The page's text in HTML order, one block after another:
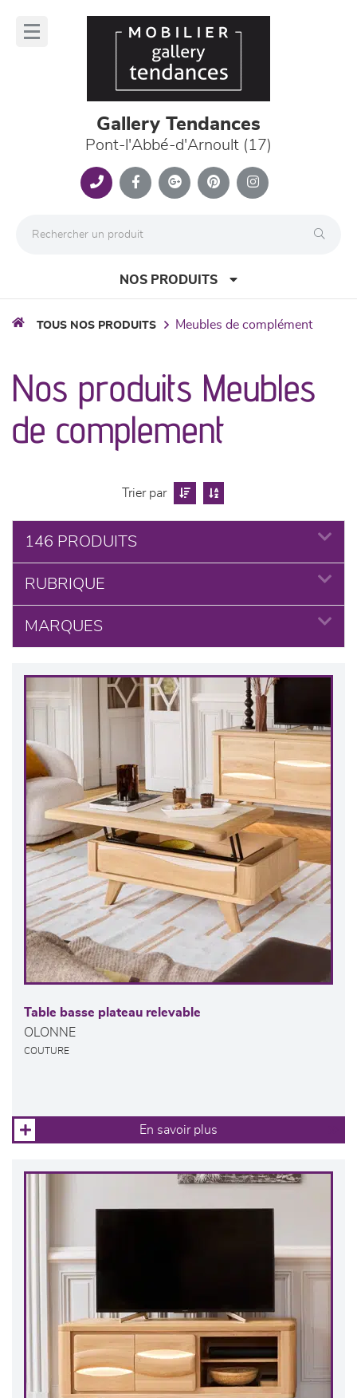
Gallery Tendances
Pont-l'Abbé-d'Arnoult (17)
NOS PRODUITS
séjours
meubles de complément
chambres et dressing
literie
décoration
TOUS NOS PRODUITS meubles de complément
Nos produits Meubles
de complement
Trier par
146 PRODUITS
RUBRIQUE
MARQUES
Table basse plateau relevable
OLONNE
COUTURE
En savoir plus